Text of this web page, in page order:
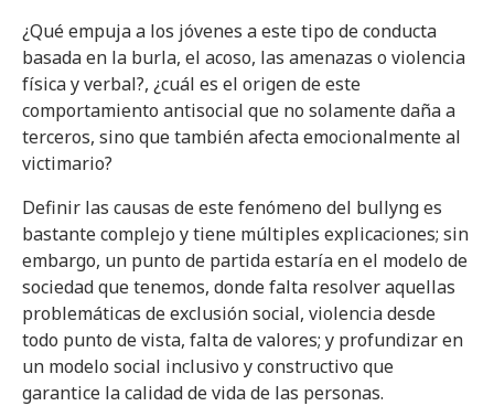
¿Qué empuja a los jóvenes a este tipo de conducta
basada en la burla, el acoso, las amenazas o violencia
física y verbal?, ¿cuál es el origen de este
comportamiento antisocial que no solamente daña a
terceros, sino que también afecta emocionalmente al
victimario?
Definir las causas de este fenómeno del bullyng es
bastante complejo y tiene múltiples explicaciones; sin
embargo, un punto de partida estaría en el modelo de
sociedad que tenemos, donde falta resolver aquellas
problemáticas de exclusión social, violencia desde
todo punto de vista, falta de valores; y profundizar en
un modelo social inclusivo y constructivo que
garantice la calidad de vida de las personas.